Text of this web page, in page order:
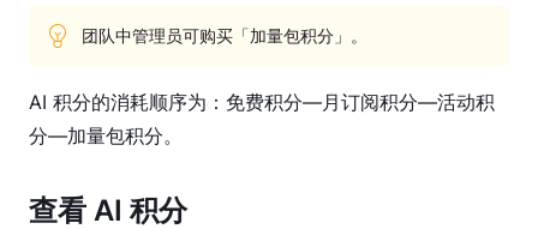
导
与
导
文
团队中管理员可购买「加量包积分」。
AI 积分的消耗顺序为：免费积分—月订阅积分—活动积
分—加量包积分。
查看 AI 积分